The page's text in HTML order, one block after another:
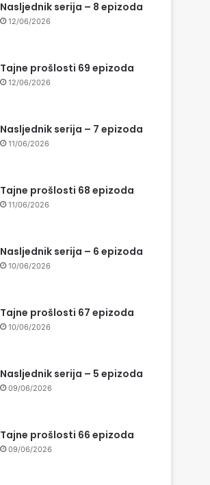
Nasljednik serija – 8 epizoda
12/06/2026
Tajne prošlosti 69 epizoda
12/06/2026
Nasljednik serija – 7 epizoda
11/06/2026
Tajne prošlosti 68 epizoda
11/06/2026
Nasljednik serija – 6 epizoda
10/06/2026
Tajne prošlosti 67 epizoda
10/06/2026
Nasljednik serija – 5 epizoda
09/06/2026
Tajne prošlosti 66 epizoda
09/06/2026